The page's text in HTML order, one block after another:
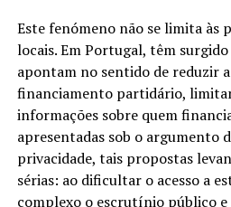
Este fenómeno não se limita às
locais. Em Portugal, têm
apontam no sentido de reduzir
financiamento partidário,
informações sobre quem
apresentadas sob o argumento
privacidade, tais propostas
sérias: ao dificultar o acesso a
complexo o escrutínio público e